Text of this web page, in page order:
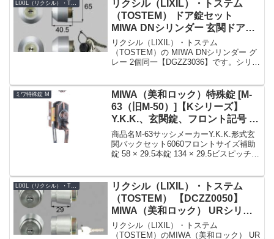
リクシル（LIXIL）・トステム
（TOSTEM） ドア錠セット
MIWA DNシリンダー 玄関ドア用
グレー 2個同一 [DGZZ3036]
リクシル（LIXIL）・トステム
（TOSTEM）の MIWA DNシリンダー グ
レー 2個同一【DGZZ3036】です。シリン
クもグレー色です)セット内容本体×...
ミワ特殊錠 M
MIWA（美和ロック）特殊錠 [M-
63（旧M-50）]【Kシリーズ】
Y.K.K.、玄関錠、フロント記号 補
助錠 TESP・本錠 THMSP
商品名M-63サッシメーカーY.K.K.形式玄
関バックセット6060フロントサイズ補助
錠 58 × 29.5本錠 134 × 29.5ビスピッチ
日工...
リクシル（LIXIL）・トステム
（TOSTEM） 【DCZZ0050】
MIWA（美和ロック） URシリン
ダー 玄関ドア用 ヘアーライン 2
個同一
リクシル（LIXIL）・トステム
（TOSTEM）のMIWA（美和ロック） UR